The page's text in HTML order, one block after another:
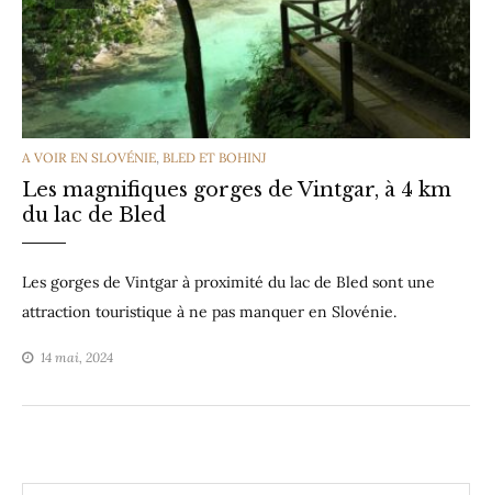
CATEGORIES
A VOIR EN SLOVÉNIE, BLED ET BOHINJ
Les magnifiques gorges de Vintgar, à 4 km
du lac de Bled
Les gorges de Vintgar à proximité du lac de Bled sont une
attraction touristique à ne pas manquer en Slovénie.
14 mai, 2024